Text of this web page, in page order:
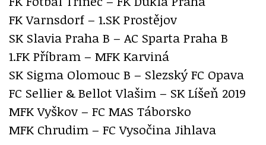
FK Varnsdorf – 1.SK Prostějov
SK Slavia Praha B – AC Sparta Praha B
1.FK Příbram – MFK Karviná
SK Sigma Olomouc B – Slezský FC Opava
FC Sellier & Bellot Vlašim – SK Líšeň 2019
MFK Vyškov – FC MAS Táborsko
MFK Chrudim – FC Vysočina Jihlava